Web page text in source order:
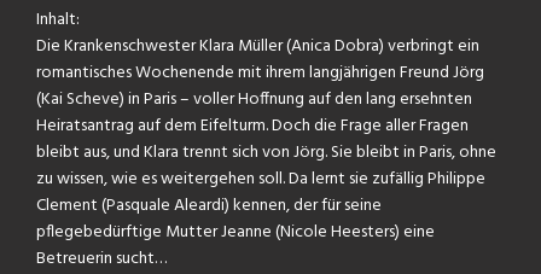
Inhalt:
Die Krankenschwester Klara Müller (Anica Dobra) verbringt ein
romantisches Wochenende mit ihrem langjährigen Freund Jörg
(Kai Scheve) in Paris – voller Hoffnung auf den lang ersehnten
Heiratsantrag auf dem Eifelturm. Doch die Frage aller Fragen
bleibt aus, und Klara trennt sich von Jörg. Sie bleibt in Paris, ohne
zu wissen, wie es weitergehen soll. Da lernt sie zufällig Philippe
Clement (Pasquale Aleardi) kennen, der für seine
pflegebedürftige Mutter Jeanne (Nicole Heesters) eine
Betreuerin sucht…